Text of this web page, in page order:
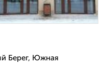
Берег, Южная